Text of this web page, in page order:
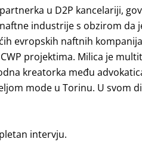
u D2P kancelariji,
industrije s obzirom da
evropskih naftnih
projektima. Milica je
kreatorka među
mode u Torinu. U svom
intervju.